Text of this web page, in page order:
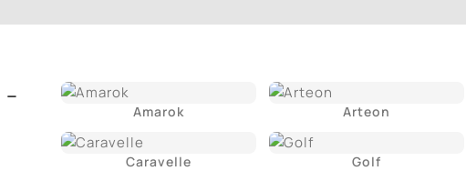
Amarok Arteon
Caravelle Golf